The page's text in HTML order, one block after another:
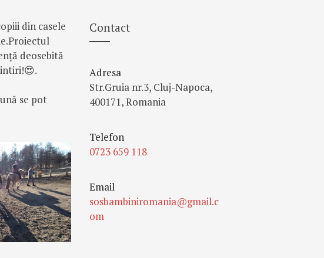
din casele
deosebită
se pot
Contact
Adresa
Str.Gruia nr.3, Cluj-Napoca,
400171, Romania
Telefon
0723 659 118
Email
sosbambiniromania@gmail.c
om